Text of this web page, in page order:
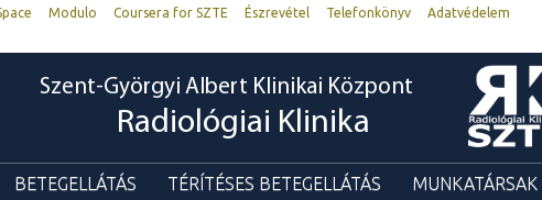
Modulo Coursera for SZTE Észrevétel Telefonkönyv
Adatvédelem
Szent-Györgyi Albert Klinikai Központ
Radiológiai Klinika
BETEGELLÁTÁS TÉRÍTÉSES BETEGELLÁTÁS MUNKATÁRSAK